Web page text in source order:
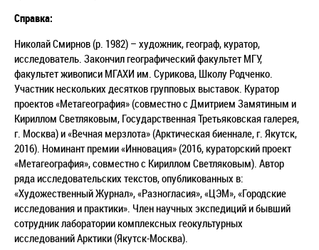
Справка:
Николай Смирнов (р. 1982) – художник, географ, куратор,
исследователь. Закончил географический факультет МГУ,
факультет живописи МГАХИ им. Сурикова, Школу Родченко.
Участник нескольких десятков групповых выставок. Куратор
проектов «Метагеография» (совместно с Дмитрием Замятиным и
Кириллом Светляковым, Государственная Третьяковская галерея,
г. Москва) и «Вечная мерзлота» (Арктическая биеннале, г. Якутск,
2016). Номинант премии «Инновация» (2016, кураторский проект
«Метагеография», совместно с Кириллом Светляковым). Автор
ряда исследовательских текстов, опубликованных в:
«Художественный Журнал», «Разногласия», «ЦЭМ», «Городские
исследования и практики». Член научных экспедиций и бывший
сотрудник лаборатории комплексных геокультурных
исследований Арктики (Якутск-Москва).